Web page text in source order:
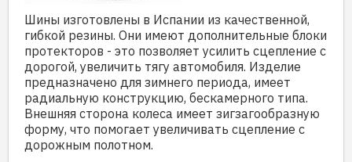
Шины изготовлены в Испании из качественной,
гибкой резины. Они имеют дополнительные блоки
протекторов - это позволяет усилить сцепление с
дорогой, увеличить тягу автомобиля. Изделие
предназначено для зимнего периода, имеет
радиальную конструкцию, бескамерного типа.
Внешняя сторона колеса имеет зигзагообразную
форму, что помогает увеличивать сцепление с
дорожным полотном.